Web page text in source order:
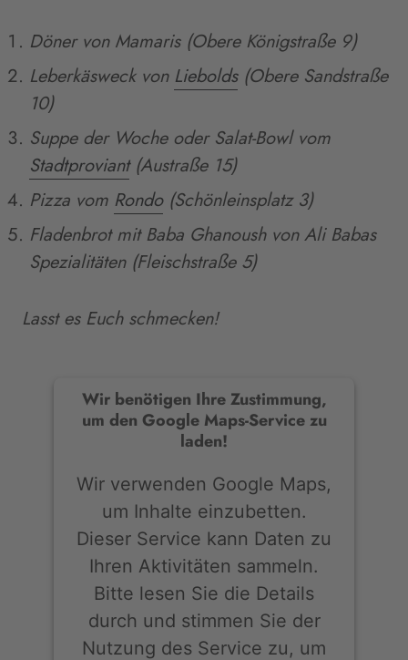
Döner von Mamaris (Obere Königstraße 9)
Leberkäsweck von Liebolds(Obere Sandstraße
10)
Suppe der Woche oder Salat-Bowl vom
Stadtproviant(Austraße 15)
Pizza vom Rondo(Schönleinsplatz 3)
Fladenbrot mit Baba Ghanoush von Ali Babas
Spezialitäten (Fleischstraße 5)
Lasst es Euch schmecken!
Wir benötigen Ihre Zustimmung,
um den Google Maps-Service zu
laden!
Wir verwenden Google Maps,
um Inhalte einzubetten.
Dieser Service kann Daten zu
Ihren Aktivitäten sammeln.
Bitte lesen Sie die Details
durch und stimmen Sie der
Nutzung des Service zu, um